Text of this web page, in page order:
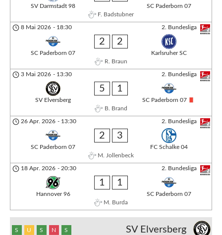
SV Darmstadt 98
SC Paderborn 07
F. Badstubner
2. Bundesliga
8 Mai 2026 - 18:30
SC Paderborn 07
2 2
Karlsruher SC
R. Braun
2. Bundesliga
3 Mai 2026 - 13:30
SV Elversberg
5 1
SC Paderborn 07
B. Brand
2. Bundesliga
26 Apr. 2026 - 13:30
SC Paderborn 07
2 3
FC Schalke 04
M. Jollenbeck
2. Bundesliga
18 Apr. 2026 - 20:30
Hannover 96
1 1
SC Paderborn 07
M. Burda
SV Elversberg
S U S N S